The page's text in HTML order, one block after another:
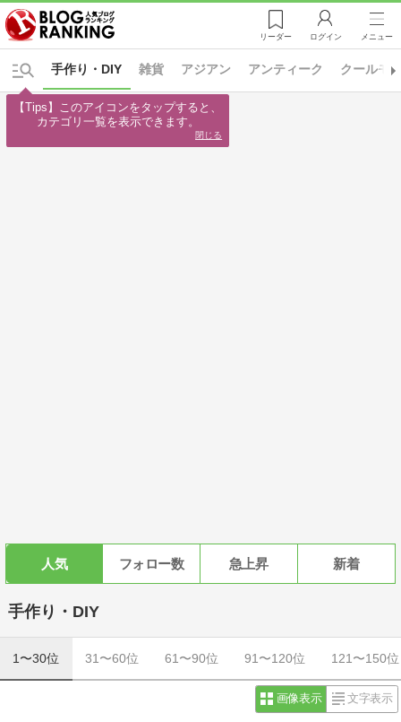
リーダー ログイン メニュー
雑貨 アジアン アンティーク クールモ
手作り・DIY
人気 フォロー数 急上昇 新着
手作り・DIY
1〜30位 31〜60位 61〜90位 91〜120位 121〜150位
画像表示 文字表示
【Tips】このアイコンをタップすると、
カテゴリ一覧を表示できます。
閉じる